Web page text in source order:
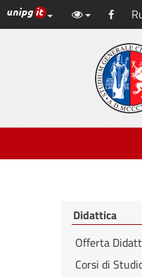
Vai
al
Link ai principali
Didattica
Offerta
Corsi di